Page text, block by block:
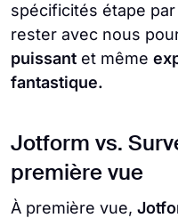
spécificités étape
rester avec nous
puissant et même
fantastique.
Jotform vs.
première vue
À première vue,